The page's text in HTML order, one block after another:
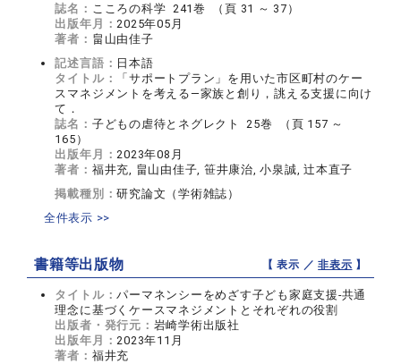
誌名： こころの科学 241巻 （頁 31 ～ 37）
出版年月：2025年05月
著者： 畠山由佳子
記述言語： 日本語
タイトル：
「サポートプラン」を用いた市区町村のケー
スマネジメントを考える―家族と創り，誂える支援に向け
て．
誌名： 子どもの虐待とネグレクト 25巻 （頁 157 ～
165）
出版年月：2023年08月
著者： 福井充, 畠山由佳子, 笹井康治, 小泉誠, 辻本直子
掲載種別：研究論文（学術雑誌）
全件表示 >>
書籍等出版物 【 表示 ／非表示 】
タイトル：パーマネンシーをめざす子ども家庭支援-共通
理念に基づくケースマネジメントとそれぞれの役割
出版者・発行元： 岩崎学術出版社
出版年月：2023年11月
著者： 福井充